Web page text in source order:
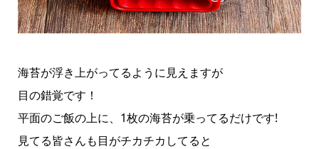
海苔が浮き上がってるように見えますが
目の錯覚です！
平面のご飯の上に、1枚の海苔が乗ってるだけです!
見てる皆さんも目がチカチカしてると